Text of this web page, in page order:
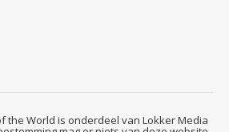
the World is onderdeel van Lokker Media